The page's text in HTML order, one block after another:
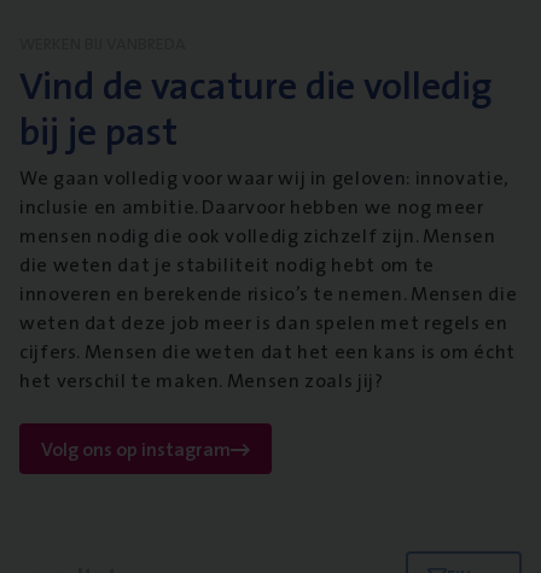
Vind de vacature die volledig
bij je past
We gaan volledig voor waar wij in geloven: innovatie,
inclusie en ambitie. Daarvoor hebben we nog meer
mensen nodig die ook volledig zichzelf zijn. Mensen
die weten dat je stabiliteit nodig hebt om te
innoveren en berekende risico’s te nemen. Mensen die
weten dat deze job meer is dan spelen met regels en
cijfers. Mensen die weten dat het een kans is om écht
het verschil te maken. Mensen zoals jij?
Volg ons op instagram